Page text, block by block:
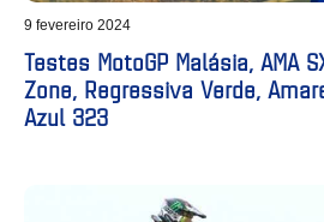
9 fevereiro 2024
Testes MotoGP Malásia, AMA
Zone, Regressiva Verde,
Azul 323